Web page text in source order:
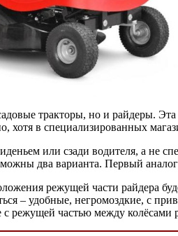
тракторы, но и райдеры.
хотя в специализированных
или сзади водителя, а не
два варианта. Первый
режущей части райдера
– удобные, негромоздкие, с
режущей частью между колёсами